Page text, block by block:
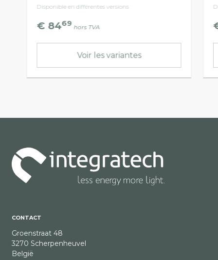
Disponible en différentes versions
€ 8469 hors TVA
Voir les variantes
CONTACT
Groenstraat 48
3270 Scherpenheuvel
België